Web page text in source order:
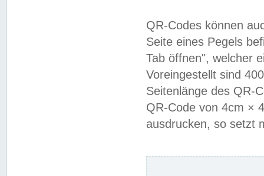
QR-Codes können
Seite eines Pegels
Tab öffnen", welcher
Voreingestellt sind
Seitenlänge des QR-
QR-Code von 4cm ×
ausdrucken, so setzt